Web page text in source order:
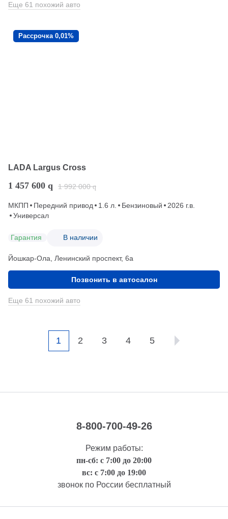
Еще 61 похожий авто
Рассрочка 0,01%
LADA Largus Cross
1 457 600 q 1 992 000 q
МКПП Передний привод 1.6 л. Бензиновый
2026 г.в.
Универсал
Гарантия В наличии
Йошкар-Ола, Ленинский проспект, 6а
Позвонить в автосалон
Еще 61 похожий авто
1 2 3 4 5
8-800-700-49-26
Режим работы:
пн-сб: с 7:00 до 20:00
вс: с 7:00 до 19:00
звонок по России бесплатный